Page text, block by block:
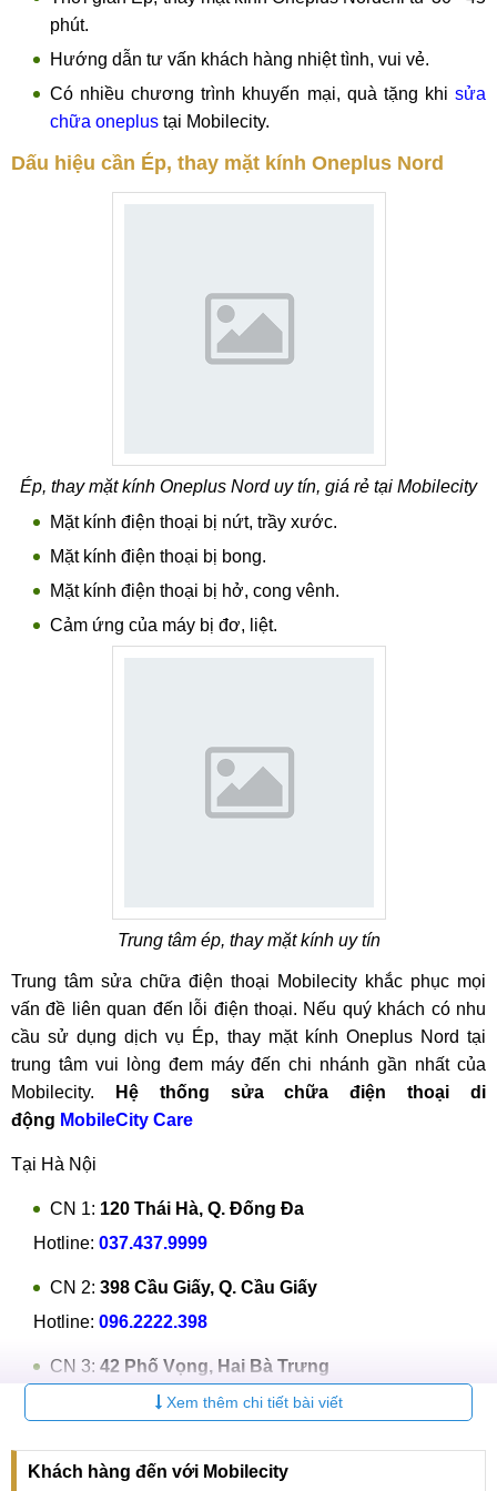
phút.
Hướng dẫn tư vấn khách hàng nhiệt tình, vui vẻ.
Có nhiều chương trình khuyến mại, quà tặng khi sửa
chữa oneplus tại Mobilecity.
Dấu hiệu cần Ép, thay mặt kính Oneplus Nord
Ép, thay mặt kính Oneplus Nord uy tín, giá rẻ tại Mobilecity
Mặt kính điện thoại bị nứt, trầy xước.
Mặt kính điện thoại bị bong.
Mặt kính điện thoại bị hở, cong vênh.
Cảm ứng của máy bị đơ, liệt.
Trung tâm ép, thay mặt kính uy tín
Trung tâm sửa chữa điện thoại Mobilecity khắc phục mọi
vấn đề liên quan đến lỗi điện thoại. Nếu quý khách có nhu
cầu sử dụng dịch vụ Ép, thay mặt kính Oneplus Nord tại
trung tâm vui lòng đem máy đến chi nhánh gần nhất của
Mobilecity.
Hệ thống sửa chữa điện thoại di
động MobileCity Care
Tại Hà Nội
CN 1: 120 Thái Hà, Q. Đống Đa
Hotline: 037.437.9999
CN 2: 398 Cầu Giấy, Q. Cầu Giấy
Hotline: 096.2222.398
CN 3: 42 Phố Vọng, Hai Bà Trưng
0338.424242Xem thêm chi tiết bài viết
Khách hàng đến với Mobilecity